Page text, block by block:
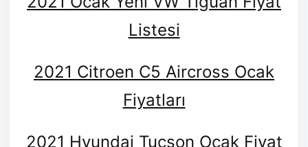
Listesi
2021 Citroen C5 Aircross Ocak
Fiyatları
2021 Hyundai Tucson Ocak Fiyat